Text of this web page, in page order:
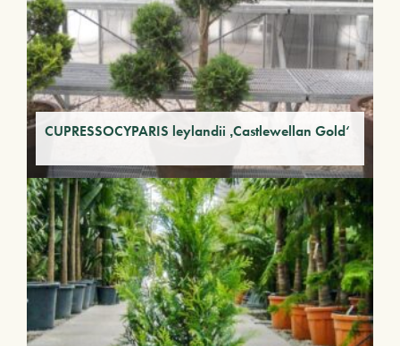
CUPRESSOCYPARIS leylandii ‚Castlewellan Gold‘